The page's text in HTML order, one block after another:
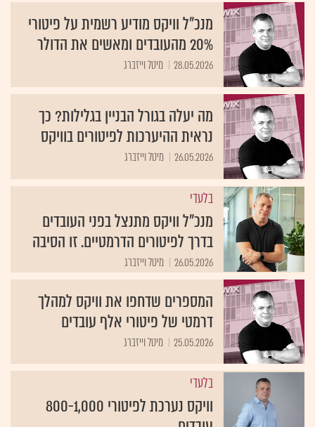
מנכ"ל וויקס מודיע רשמית על פיטורי
20% מהעובדים ומאשים את הדולר
28.05.2026 מיטל וייזברג
מה יעלה בגורל הבניין בגלילות? כך
נראית ההיערכות לפיטורים בוויקס
26.05.2026 מיטל וייזברג
בלעדי
מנכ"ל וויקס מתנצל בפני העובדים
בדרך לפיטורים הדרמטיים. זו הסיבה
26.05.2026 מיטל וייזברג
המספרים שדחפו את וויקס למהלך
דרמטי של פיטורי אלף עובדים
25.05.2026 מיטל וייזברג
בלעדי
וויקס נערכת לפיטורי 800-1,000
עובדים